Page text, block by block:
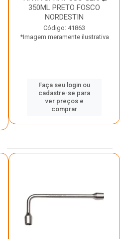
350ML PRETO FOSCO
NORDESTIN
Código: 41863
*Imagem meramente ilustrativa
Faça seu login ou
cadastre-se para
ver preços e
comprar